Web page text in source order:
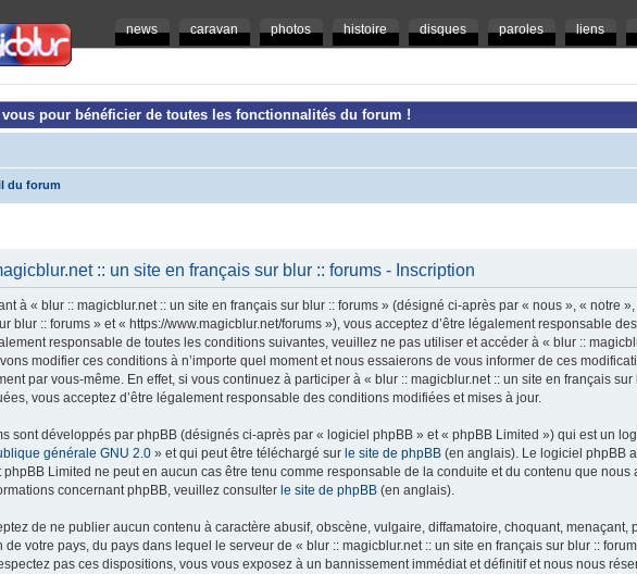
news caravan photos histoire disques paroles liens
vous pour bénéficier de toutes les fonctionnalités du forum !
du forum
:: un site en français sur blur :: forums - Inscription
à « blur :: magicblur.net :: un site en français sur blur :: forums » (désigné ci-après par « nous », « notre
blur :: forums » et « https://www.magicblur.net/forums »), vous acceptez d’être légalement responsable
responsable de toutes les conditions suivantes, veuillez ne pas utiliser et accéder à « blur ::
modifier ces conditions à n’importe quel moment et nous essaierons de vous informer de ces
par vous-même. En effet, si vous continuez à participer à « blur :: magicblur.net :: un site en français
vous acceptez d’être légalement responsable des conditions modifiées et mises à jour.
sont développés par phpBB (désignés ci-après par « logiciel phpBB » et « phpBB Limited ») qui est un
générale GNU 2.0 » et qui peut être téléchargé sur le site de phpBB (en anglais). Le logiciel phpBB
phpBB Limited ne peut en aucun cas être tenu comme responsable de la conduite et du contenu que nous
concernant phpBB, veuillez consulter le site de phpBB (en anglais).
de ne publier aucun contenu à caractère abusif, obscène, vulgaire, diffamatoire, choquant,
de votre pays, du pays dans lequel le serveur de « blur :: magicblur.net :: un site en français sur blur ::
pas ces dispositions, vous vous exposez à un bannissement immédiat et définitif et nous nous